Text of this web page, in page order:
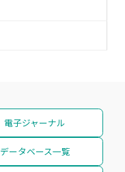
電子ジャーナル
データベース一覧